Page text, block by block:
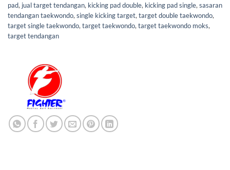
pad, jual target tendangan, kicking pad double, kicking pad single, sasaran
tendangan taekwondo, single kicking target, target double taekwondo,
target single taekwondo, target taekwondo, target taekwondo moks,
target tendangan